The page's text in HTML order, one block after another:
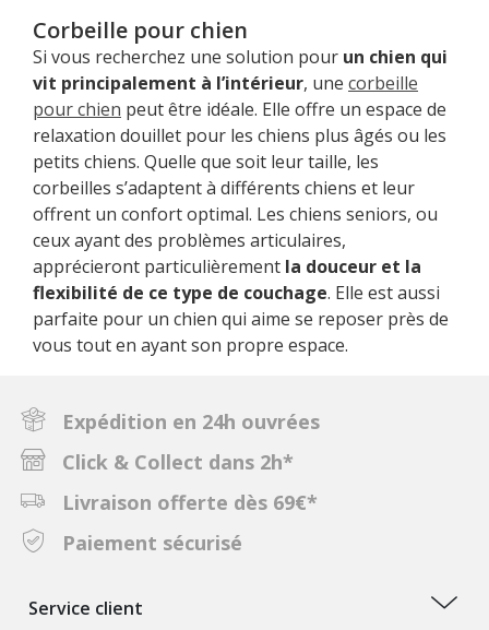
Corbeille pour chien
Si vous recherchez une solution pour un chien qui
vit principalement à l’intérieur, une corbeille
pour chien peut être idéale. Elle offre un espace de
relaxation douillet pour les chiens plus âgés ou les
petits chiens. Quelle que soit leur taille, les
corbeilles s’adaptent à différents chiens et leur
offrent un confort optimal. Les chiens seniors, ou
ceux ayant des problèmes articulaires,
apprécieront particulièrement la douceur et la
flexibilité de ce type de couchage. Elle est aussi
parfaite pour un chien qui aime se reposer près de
vous tout en ayant son propre espace.
Expédition en 24h ouvrées
Click & Collect dans 2h*
Livraison offerte dès 69€*
Paiement sécurisé
Service client